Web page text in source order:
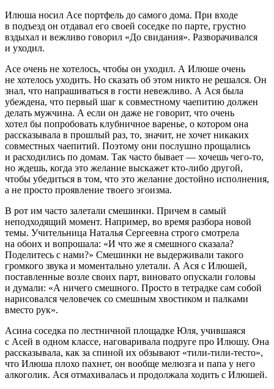
Илюша носил Асе портфель до самого дома. При входе
в подъезд он отдавал его своей соседке по парте, грустно
вздыхал и вежливо говорил «До свидания». Разворачивался
и уходил.
Асе очень не хотелось, чтобы он уходил. А Илюше очень
не хотелось уходить. Но сказать об этом никто не решался. Он
знал, что напрашиваться в гости невежливо. А Ася была
убеждена, что первый шаг к совместному чаепитию должен
делать мужчина. А если он даже не говорит, что очень
хотел бы попробовать клубничное варенье, о котором она
рассказывала в прошлый раз, то, значит, не хочет никаких
совместных чаепитий. Поэтому они послушно прощались
и расходились по домам. Так часто бывает — хочешь чего-то,
но ждешь, когда это желание выскажет кто-либо другой,
чтобы убедиться в том, что это желание достойно исполнения,
а не просто проявление твоего эгоизма.
В рот им часто залетали смешинки. Причем в самый
неподходящий момент. Например, во время разбора новой
темы. Учительница Наталья Сергеевна строго смотрела
на обоих и вопрошала: «И что же я смешного сказала?
Поделитесь с нами?» Смешинки не выдерживали такого
громкого звука и моментально улетали. А Ася с Илюшей,
поставленные возле своих парт, виновато опускали головы
и думали: «А ничего смешного. Просто в тетрадке сам собой
нарисовался человечек со смешным хвостиком и палками
вместо рук».
Асина соседка по лестничной площадке Юля, учившаяся
с Асей в одном классе, наговаривала подруге про Илюшу. Она
рассказывала, как за спиной их обзывают «тили-тили-тесто»,
что Илюша плохо пахнет, он вообще мелюзга и папа у него
алкоголик. Ася отмахивалась и продолжала ходить с Илюшей.